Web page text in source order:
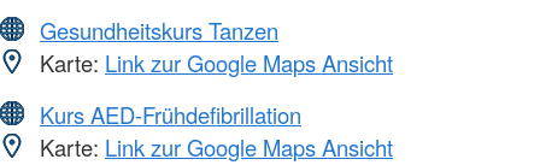
Gesundheitskurs Tanzen
Karte: Link zur Google Maps Ansicht
Kurs AED-Frühdefibrillation
Karte: Link zur Google Maps Ansicht